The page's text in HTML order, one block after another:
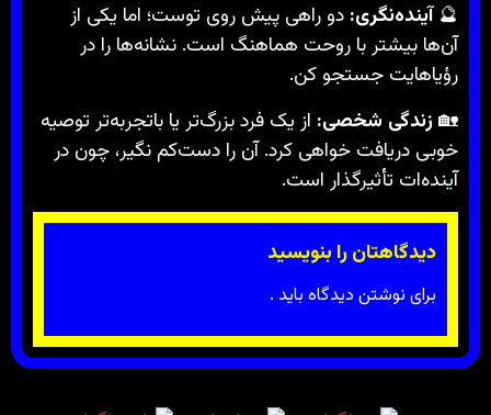
🔮آینده‌نگری: دو راهی پیش روی توست؛ اما یکی از
آن‌ها بیشتر با روحت هماهنگ است. نشانه‌ها را در
رؤیاهایت جستجو کن.
🏡زندگی شخصی: از یک فرد بزرگ‌تر یا باتجربه‌تر توصیه
خوبی دریافت خواهی کرد. آن را دست‌کم نگیر، چون در
آینده‌ات تأثیرگذار است.
دیدگاهتان را بنویسید
برای نوشتن دیدگاه باید .